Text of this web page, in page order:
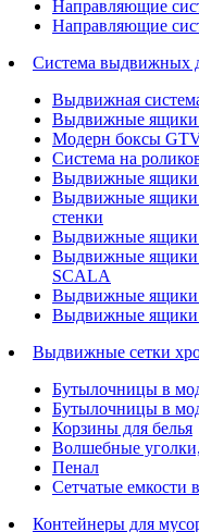
Направляющие
Направляющие
Система выдвижных
Выдвижная
Выдвижные ящики
Модерн боксы
Система на
Выдвижные ящики
Выдвижные
стенки
Выдвижные ящики
Выдвижные ящики
SCALA
Выдвижные ящики
Выдвижные ящики
Выдвижные сетки
Бутылочницы в
Бутылочницы в
Корзины для белья
Волшебные
Пенал
Cетчатые емкости
Контейнеры для